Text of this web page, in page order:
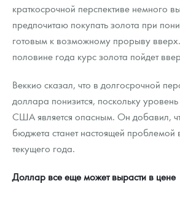
краткосрочной перспективе немного
предпочитаю покупать золота при
готовым к возможному прорыву
половине года курс золота пойдет
Веккио сказал, что в долгосрочной
доллара понизится, поскольку
США является опасным. Он добавил,
бюджета станет настоящей проблемой
текущего года.
Доллар все еще может вырасти в цене